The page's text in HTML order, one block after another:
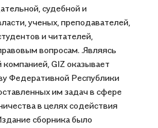
судебной и
ученых, преподавателей,
и читателей,
вопросам. .Являясь
GIZ оказывает
Федеративной Республики
им задач в сфере
в целях содействия
сборника было